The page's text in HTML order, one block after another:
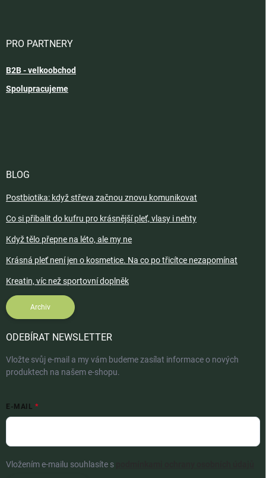
PRO PARTNERY
B2B - velkoobchod
Spolupracujeme
BLOG
Postbiotika: když střeva začnou znovu komunikovat
Co si přibalit do kufru pro krásnější pleť, vlasy i nehty
Když tělo přepne na léto, ale my ne
Krásná pleť není jen o kosmetice. Na co po třicítce nezapomínat
Kreatin, víc než sportovní doplněk
Archiv
ODEBÍRAT NEWSLETTER
Vložte svůj e-mail a my vám budeme zasílat informace o nových
produktech na našem e-shopu.
E-MAIL
Vložením e-mailu souhlasíte s